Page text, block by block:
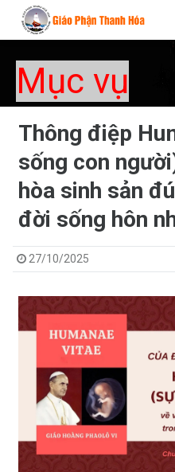
Mục vụ
Thông điệp
sống con
hòa sinh sản
đời sống hôn
27/10/2025